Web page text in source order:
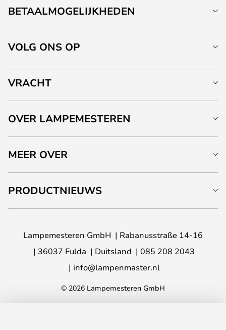
BETAALMOGELIJKHEDEN
VOLG ONS OP
VRACHT
OVER LAMPEMESTEREN
MEER OVER
PRODUCTNIEUWS
Lampemesteren GmbH
Rabanusstraße 14-16
36037 Fulda
Duitsland
085 208 2043
info@lampenmaster.nl
© 2026 Lampemesteren GmbH